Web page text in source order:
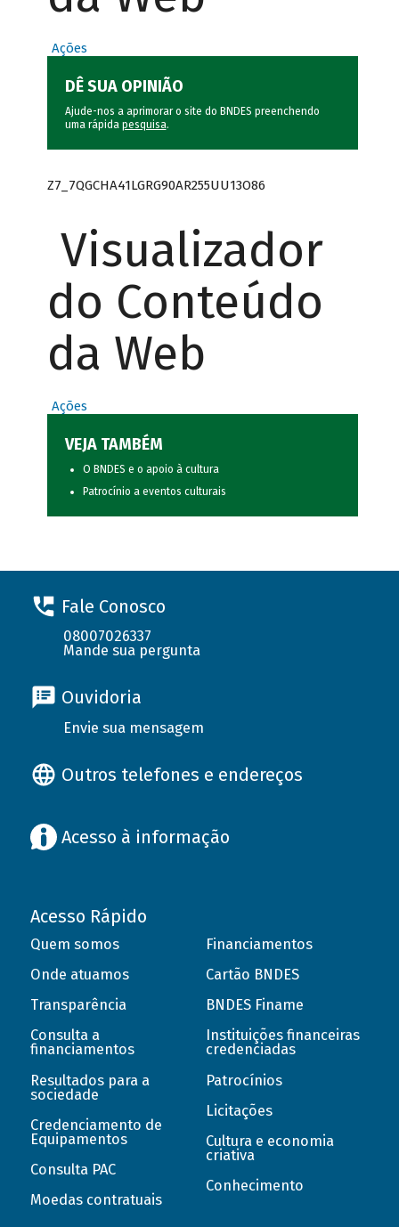
Ações
DÊ SUA OPINIÃO
Ajude-nos a aprimorar o site do BNDES preenchendo
uma rápida pesquisa.
Z7_7QGCHA41LGRG90AR255UU13O86
Visualizador
do Conteúdo
da Web
Ações
VEJA TAMBÉM
O BNDES e o apoio à cultura
Patrocínio a eventos culturais
Fale Conosco
08007026337
Mande sua pergunta
Ouvidoria
Envie sua mensagem
Outros telefones e endereços
Acesso à informação
Acesso Rápido
Quem somos
Onde atuamos
Transparência
Consulta a
financiamentos
Resultados para a
sociedade
Credenciamento de
Equipamentos
Consulta PAC
Moedas contratuais
Financiamentos
Cartão BNDES
BNDES Finame
Instituições financeiras
credenciadas
Patrocínios
Licitações
Cultura e economia
criativa
Conhecimento